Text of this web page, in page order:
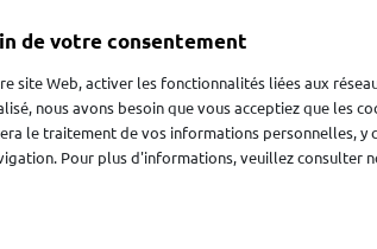
profiter pleinement de vos
néfastes et en optimisant
de votre consentement
site Web, activer les fonctionnalités liées aux
nous avons besoin que vous acceptiez que les
le traitement de vos informations personnelles, y
Pour plus d'informations, veuillez consulter